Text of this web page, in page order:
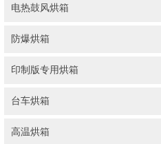
电热鼓风烘箱
防爆烘箱
印制版专用烘箱
台车烘箱
高温烘箱